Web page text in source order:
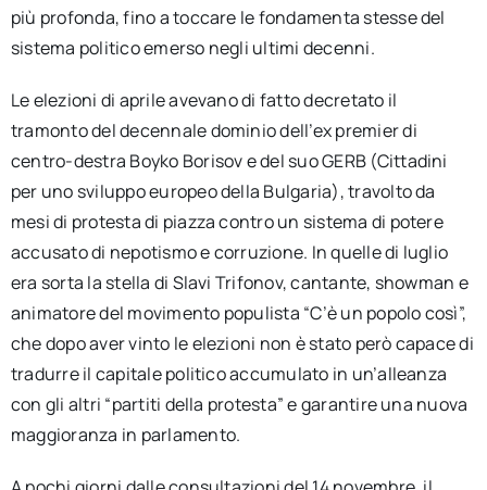
più profonda, fino a toccare le fondamenta stesse del
sistema politico emerso negli ultimi decenni.
Le elezioni di aprile avevano di fatto decretato il
tramonto del decennale dominio dell’ex premier di
centro-destra Boyko Borisov e del suo GERB (Cittadini
per uno sviluppo europeo della Bulgaria), travolto da
mesi di protesta di piazza contro un sistema di potere
accusato di nepotismo e corruzione. In quelle di luglio
era sorta la stella di Slavi Trifonov, cantante, showman e
animatore del movimento populista “C’è un popolo così”,
che dopo aver vinto le elezioni non è stato però capace di
tradurre il capitale politico accumulato in un’alleanza
con gli altri “partiti della protesta” e garantire una nuova
maggioranza in parlamento.